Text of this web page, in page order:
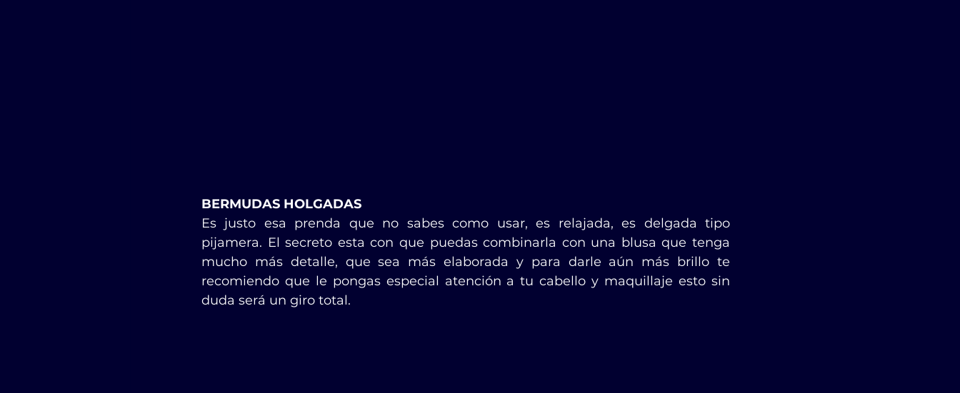
BERMUDAS HOLGADAS
Es justo esa prenda que no sabes como usar, es relajada, es delgada tipo
pijamera. El secreto esta con que puedas combinarla con una blusa que tenga
mucho más detalle, que sea más elaborada y para darle aún más brillo te
recomiendo que le pongas especial atención a tu cabello y maquillaje esto sin
duda será un giro total.